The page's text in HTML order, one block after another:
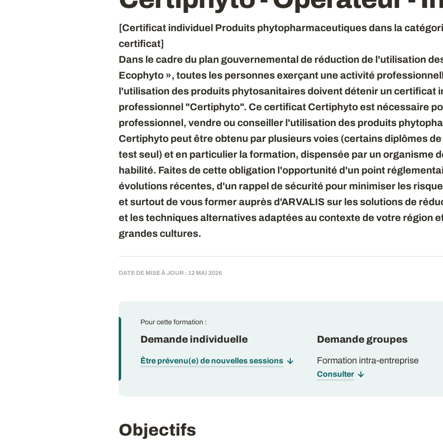
[Certificat individuel Produits phytopharmaceutiques dans la
certificat]
Dans le cadre du plan gouvernemental de réduction de l'utilisation
Ecophyto », toutes les personnes exerçant une activité
l'utilisation des produits phytosanitaires doivent détenir un certificat
professionnel "Certiphyto". Ce certificat Certiphyto est nécessaire
professionnel, vendre ou conseiller l'utilisation des produits
Certiphyto peut être obtenu par plusieurs voies (certains diplômes de
test seul) et en particulier la formation, dispensée par un organisme
habilité. Faites de cette obligation l'opportunité d'un point
évolutions récentes, d'un rappel de sécurité pour minimiser les
et surtout de vous former auprès d'ARVALIS sur les solutions de
et les techniques alternatives adaptées au contexte de votre région
grandes cultures.
DATE DE MISE À JOUR : 12 MAI 2026
Pour cette formation :
Demande individuelle
Être prévenu(e) de nouvelles sessions
Demande groupes
Formation intra-entreprise
Consulter
Objectifs